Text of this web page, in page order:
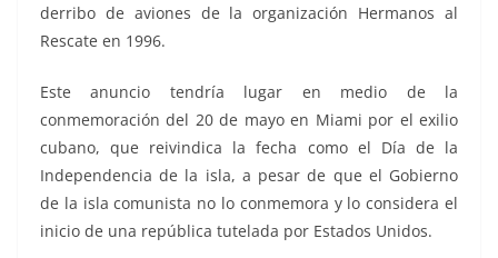
derribo de aviones de la organización Hermanos al
Rescate en 1996.
Este anuncio tendría lugar en medio de la
conmemoración del 20 de mayo en Miami por el exilio
cubano, que reivindica la fecha como el Día de la
Independencia de la isla, a pesar de que el Gobierno
de la isla comunista no lo conmemora y lo considera el
inicio de una república tutelada por Estados Unidos.